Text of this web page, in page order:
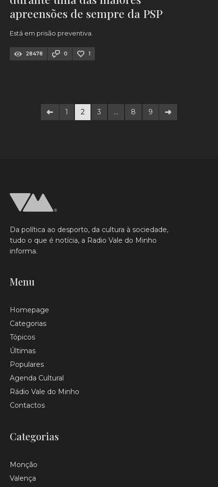
apreensões de sempre da PSP
Está em prisão preventiva.
28478 0 1
1 2 3 … 8 9
Da política ao desporto, da cultura à sociedade,
tudo o que é notícia, a Radio Vale do Minho
informa.
Menu
Homepage
Categorias
Tópicos
Últimas
Populares
Agenda Cultural
Rádio Vale do Minho
Contactos
Categorias
Monção
Valença